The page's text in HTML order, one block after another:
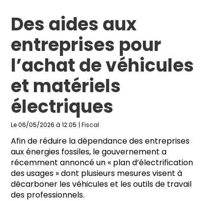
Des aides aux
entreprises pour
l’achat de véhicules
et matériels
électriques
Le 06/05/2026 à 12:05 | Fiscal
Afin de réduire la dépendance des entreprises
aux énergies fossiles, le gouvernement a
récemment annoncé un « plan d’électrification
des usages » dont plusieurs mesures visent à
décarboner les véhicules et les outils de travail
des professionnels.